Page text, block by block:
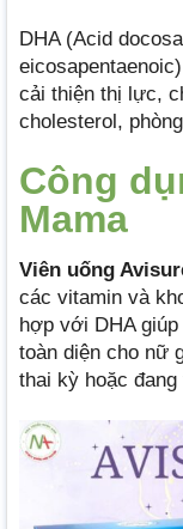
DHA (Acid
cải thiện thị lực,
cholesterol,
Công
Mama
Viên uống
các vitamin và
hợp với DHA
toàn diện cho nữ
thai kỳ hoặc